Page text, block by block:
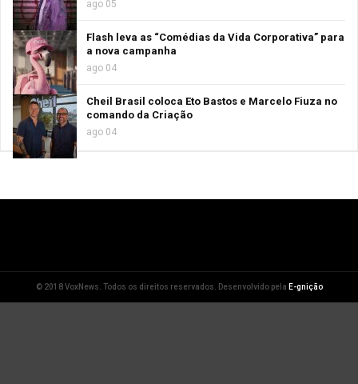
ago 05
Flash leva as “Comédias da Vida Corporativa” para
a nova campanha
ago 04
Cheil Brasil coloca Eto Bastos e Marcelo Fiuza no
comando da Criação
ago 04
© 2018 VoxNews. Todos os direitos reservados. Desenvolvido pela E-gnição